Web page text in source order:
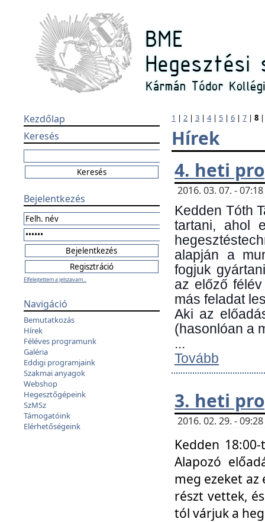
Kezdőlap
Keresés
Bejelentkezés
Elfelejtettem a jelszavam...
Navigáció
Bemutatkozás
Hírek
Féléves programunk
Galéria
Eddigi programjaink
Szakmai anyagok
Webshop
Hegesztőgépeink
SzMSz
Támogatóink
Elérhetőségeink
1 | 2 | 3 | 4| 5 | 6 | 7 | 8
Hírek
4. heti
2016. 03. 07. -
Kedden Tóth
tartani, ahol
alapján a
fogjuk
az előző
más feladat
Aki az
(hasonlóan a
...
Tovább
3. heti
2016. 02. 29. -
Kedden
Alapozó
meg ezeket
részt vettek,
tól várjuk a